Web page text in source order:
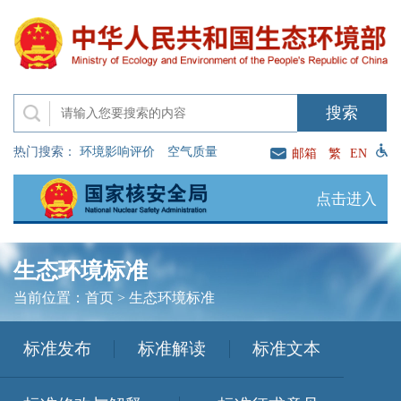
热门搜索： 环境影响评价 空气质量 邮箱 繁 EN
点击进入
生态环境标准
当前位置： 首页> 生态环境标准
标准发布 标准解读 标准文本